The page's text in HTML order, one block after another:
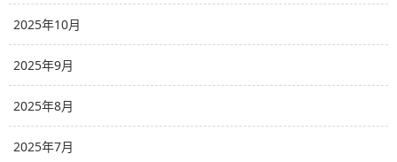
2025年10月
2025年9月
2025年8月
2025年7月